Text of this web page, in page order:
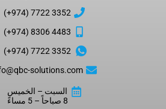
3352 7722 (974+)
4483 8306 (974+)
3352 7722 (974+)
solutions.com
السبت – الخميس
8 صباحاً – 5 مساءً